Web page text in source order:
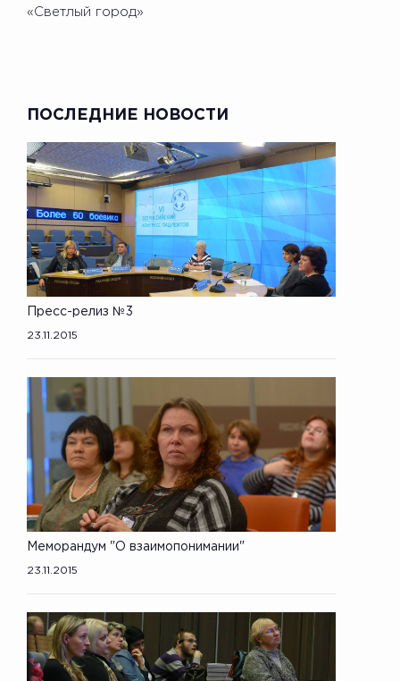
«Светлый город»
ПОСЛЕДНИЕ НОВОСТИ
Пресс-релиз №3
23.11.2015
Меморандум "О взаимопонимании"
23.11.2015